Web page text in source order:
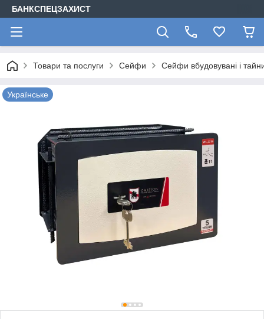
БАНКСПЕЦЗАХИСТ
Товари та послуги Сейфи Сейфи вбудовувані і
Українське